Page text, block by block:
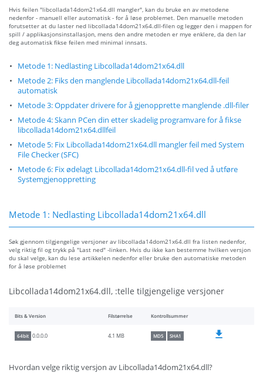
Hvis feilen "libcollada14dom21x64.dll mangler", kan du bruke en av metodene
nedenfor - manuell eller automatisk - for å løse problemet. Den manuelle metoden
forutsetter at du laster ned libcollada14dom21x64.dll-filen og legger den i mappen for
spill / applikasjonsinstallasjon, mens den andre metoden er mye enklere, da den lar
deg automatisk fikse feilen med minimal innsats.
Metode 1: Nedlasting Libcollada14dom21x64.dll
Metode 2: Fiks den manglende Libcollada14dom21x64.dll-feil
automatisk
Metode 3: Oppdater drivere for å gjenopprette manglende .dll-filer
Metode 4: Skann PCen din etter skadelig programvare for å fikse
libcollada14dom21x64.dllfeil
Metode 5: Fix Libcollada14dom21x64.dll mangler feil med System
File Checker (SFC)
Metode 6: Fix ødelagt Libcollada14dom21x64.dll-fil ved å utføre
Systemgjenoppretting
Metode 1: Nedlasting Libcollada14dom21x64.dll
Søk gjennom tilgjengelige versjoner av libcollada14dom21x64.dll fra listen nedenfor,
velg riktig fil og trykk på "Last ned" -linken. Hvis du ikke kan bestemme hvilken versjon
du skal velge, kan du lese artikkelen nedenfor eller bruke den automatiske metoden
for å løse problemet
Libcollada14dom21x64.dll, :telle tilgjengelige versjoner
Bits & Version Filstørrelse Kontrollsummer
64bit 0.0.0.0 4.1 MB MD5 SHA1
Hvordan velge riktig versjon av Libcollada14dom21x64.dll?